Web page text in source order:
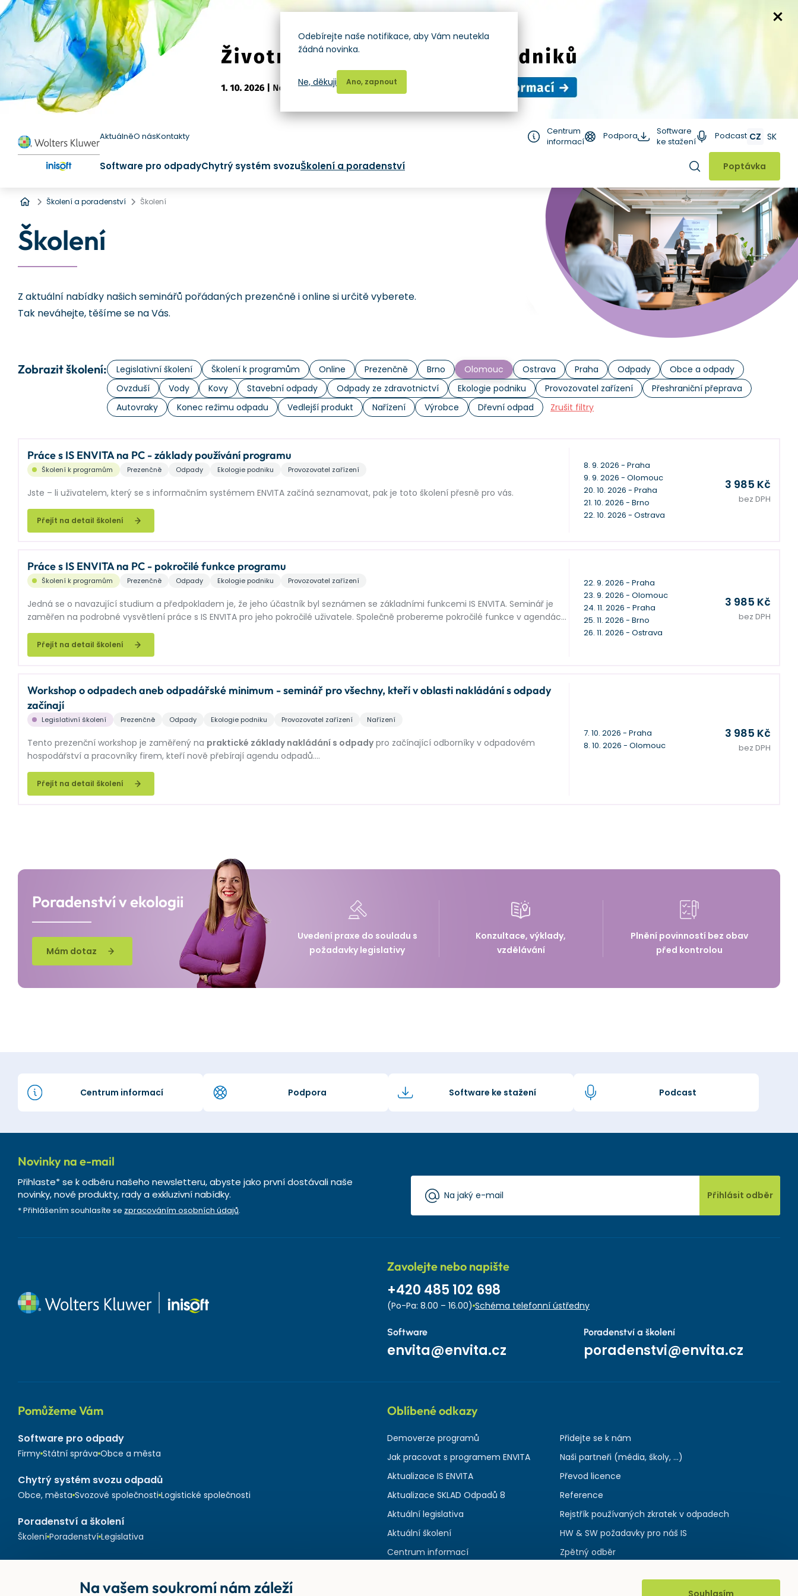
AktuálněO násKontakty
Centrum
informací
Podpora
Software
ke stažení
Podcast CZ SK
Software pro odpadyChytrý systém svozuŠkolení a poradenství Hledat
Poptávka
Úvod
Školení a poradenství Školení
Školení
Z aktuální nabídky našich seminářů pořádaných prezenčně i online si určitě vyberete.
Tak neváhejte, těšíme se na Vás.
Zobrazit školení: Legislativní školení Školení k programům Online Prezenčně Brno Olomouc Ostrava Praha Odpady
Obce a odpady
Ovzduší
Vody Kovy Stavební odpady Odpady ze zdravotnictví Ekologie podniku Provozovatel zařízení
Přeshraniční přeprava
Autovraky
Konec režimu odpadu Vedlejší produkt Nařízení Výrobce Dřevní odpad Zrušit filtry
Práce s IS ENVITA na PC - základy používání programu
Školení k programům Prezenčně Odpady Ekologie podniku Provozovatel zařízení
Jste – li uživatelem, který se s informačním systémem ENVITA začíná seznamovat, pak je toto školení přesně pro vás.
Přejít na detail školení
8. 9. 2026 - Praha
9. 9. 2026 - Olomouc
20. 10. 2026 - Praha
21. 10. 2026 - Brno
22. 10. 2026 - Ostrava
3 985 Kč
bez DPH
Práce s IS ENVITA na PC - pokročilé funkce programu
Školení k programům Prezenčně Odpady Ekologie podniku Provozovatel zařízení
Jedná se o navazující studium a předpokladem je, že jeho účastník byl seznámen se základními funkcemi IS ENVITA. Seminář je
zaměřen na podrobné vysvětlení práce s IS ENVITA pro jeho pokročilé uživatele. Společně probereme pokročilé funkce v agendách
Subjekty a Odpady, vysvětlíme hromadné operace a mnoho dalších nadstavbových funkcí, kterými se naučíte využívat ENVITU
na maximum.
Přejít na detail školení
22. 9. 2026 - Praha
23. 9. 2026 - Olomouc
24. 11. 2026 - Praha
25. 11. 2026 - Brno
26. 11. 2026 - Ostrava
3 985 Kč
bez DPH
Workshop o odpadech aneb odpadářské minimum - seminář pro všechny, kteří v oblasti nakládání s odpady
začínají
Legislativní školení Prezenčně Odpady Ekologie podniku Provozovatel zařízení Nařízení
Tento prezenční workshop je zaměřený na praktické základy nakládání s odpadypro začínající odborníky v odpadovém
hospodářství a pracovníky firem, kteří nově přebírají agendu odpadů.
Účastníci se seznámí sestěžejními povinnostmi podle zákona č. 541/2020 Sb.
Sb. a č. 273/2021 Sb., včetně legislativních novinek.
Důraz je kladenna přenos požadavků legislativy do každodenní praxe
ty, kteří potřebují získat pevný základ a jistotu v odpadové agendě.
Přejít na detail školení
7. 10. 2026 - Praha
8. 10. 2026 - Olomouc
3 985 Kč
bez DPH
Poradenství v ekologii
Mám dotaz
Uvedení praxe do souladu s
požadavky legislativy
Konzultace, výklady,
vzdělávání
Plnění povinností bez obav
před kontrolou
Centrum informací Podpora Software ke stažení Podcast
Novinky na e-mail
Přihlaste* se k odběru našeho newsletteru, abyste jako první dostávali naše
novinky, nové produkty, rady a exkluzivní nabídky.
* Přihlášením souhlasíte se zpracováním osobních údajů.
Přihlásit odběr
Zavolejte nebo napište
+420 485 102 698
(Po-Pa: 8.00 – 16.00) Schéma telefonní ústředny
Software
envita@envita.cz
Poradenství a školení
poradenstvi@envita.cz
Pomůžeme Vám
Software pro odpady
Firmy Státní správa Obce a města
Chytrý systém svozu odpadů
Obce, města Svozové společnosti Logistické společnosti
Poradenství a školení
Školení Poradenství Legislativa
Oblíbené odkazy
Demoverze programů
Jak pracovat s programem ENVITA
Aktualizace IS ENVITA
Aktualizace SKLAD Odpadů 8
Aktuální legislativa
Aktuální školení
Centrum informací
Přidejte se k nám
Naši partneři (média, školy, ...)
Převod licence
Reference
Rejstřík používaných zkratek v odpadech
HW & SW požadavky pro náš IS
Zpětný odběr
Odebírejte naše notifikace, aby Vám neutekla
žádná novinka.
Ano, zapnout
Ne, děkuji
Na vašem soukromí nám záleží Souhlasím